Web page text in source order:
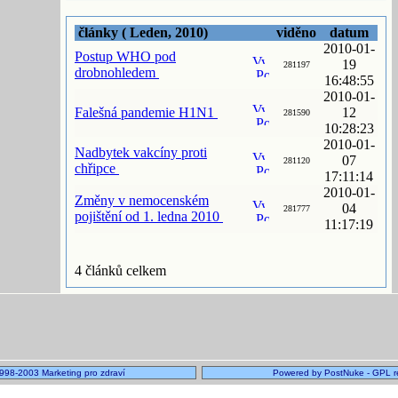
články ( Leden, 2010) viděno
datum
Postup WHO pod
drobnohledem
281197
2010-01-
19
16:48:55
Falešná pandemie H1N1 281590
2010-01-
12
10:28:23
Nadbytek vakcíny proti
chřipce
281120
2010-01-
07
17:11:14
Změny v nemocenském
pojištění od 1. ledna 2010
281777
2010-01-
04
11:17:19
4 článků celkem
2003 Marketing pro zdraví Powered by PostNuke - GPL